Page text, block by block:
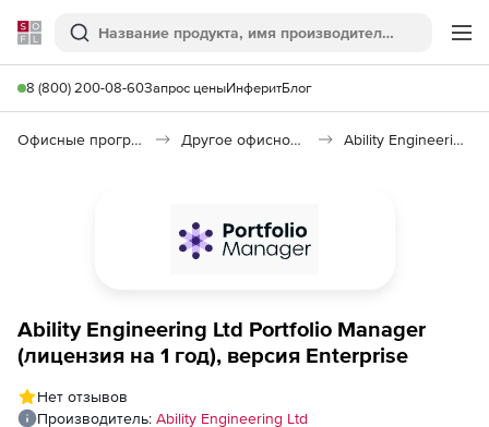
Softline
Поиск
8 (800) 200-08-60Запрос ценыИнферитБлог
Офисные программы Другое офисное ПО Ability Engineering Portfolio Manager
Ability Engineering Ltd Portfolio Manager
(лицензия на 1 год), версия Enterprise
Нет отзывов
Производитель: Ability Engineering Ltd